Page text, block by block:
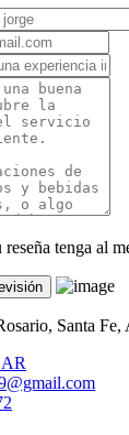
tenga al
Santa Fe,